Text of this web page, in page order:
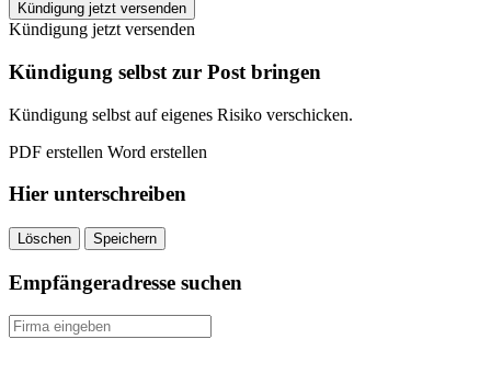
INJOY
Rudolstadt
kündigen
quantity
Kündigung jetzt versenden
Kündigung jetzt versenden
Kündigung selbst zur Post bringen
Kündigung selbst auf eigenes Risiko verschicken.
PDF erstellen Word erstellen
Hier unterschreiben
Löschen Speichern
Empfängeradresse suchen